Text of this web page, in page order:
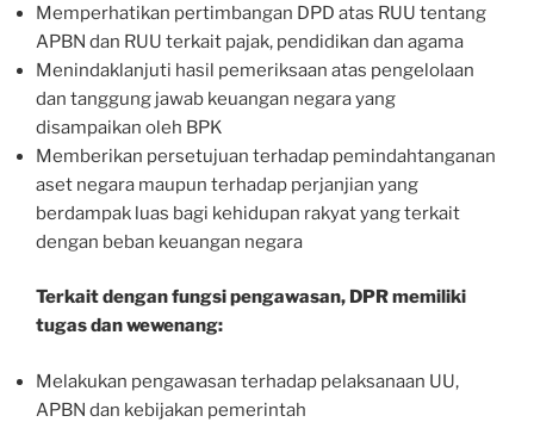
Memperhatikan pertimbangan DPD atas RUU tentang
APBN dan RUU terkait pajak, pendidikan dan agama
Menindaklanjuti hasil pemeriksaan atas pengelolaan
dan tanggung jawab keuangan negara yang
disampaikan oleh BPK
Memberikan persetujuan terhadap pemindahtanganan
aset negara maupun terhadap perjanjian yang
berdampak luas bagi kehidupan rakyat yang terkait
dengan beban keuangan negara
Terkait dengan fungsi pengawasan, DPR memiliki
tugas dan wewenang:
Melakukan pengawasan terhadap pelaksanaan UU,
APBN dan kebijakan pemerintah